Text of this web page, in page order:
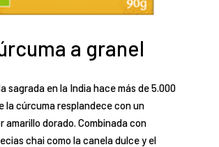
a granel
sagrada en la India hace más de 5.000
la cúrcuma resplandece con un
amarillo dorado. Combinada con
chai como la canela dulce y el